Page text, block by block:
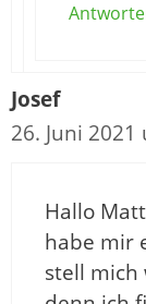
Josef
26. Juni
Hallo
habe mir
stell mich